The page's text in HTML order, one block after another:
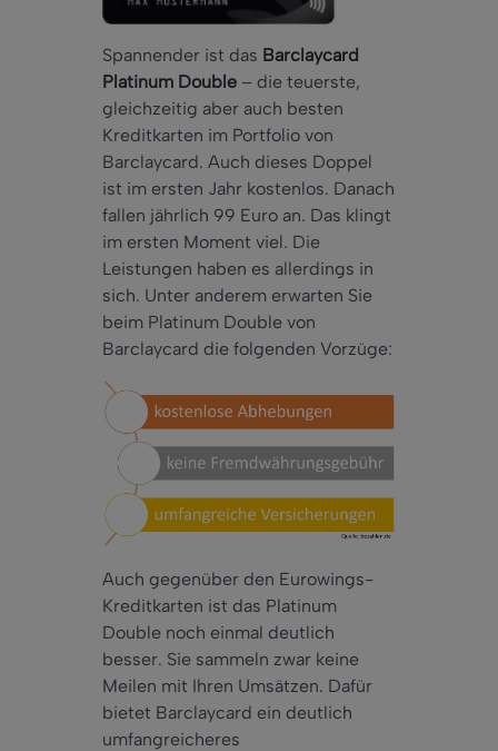
Spannender ist das Barclaycard
Platinum Double – die teuerste,
gleichzeitig aber auch besten
Kreditkarten im Portfolio von
Barclaycard. Auch dieses Doppel
ist im ersten Jahr kostenlos. Danach
fallen jährlich 99 Euro an. Das klingt
im ersten Moment viel. Die
Leistungen haben es allerdings in
sich. Unter anderem erwarten Sie
beim Platinum Double von
Barclaycard die folgenden Vorzüge:
Auch gegenüber den Eurowings-
Kreditkarten ist das Platinum
Double noch einmal deutlich
besser. Sie sammeln zwar keine
Meilen mit Ihren Umsätzen. Dafür
bietet Barclaycard ein deutlich
umfangreicheres